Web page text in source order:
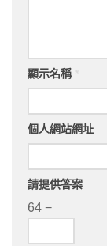
顯示名稱
個人網站網址
請提供答案
64 −